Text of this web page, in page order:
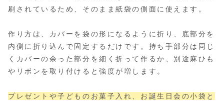
刷されているため、そのまま紙袋の側面に使えます。
作り方は、カバーを袋の形になるように折り、底部分を
内側に折り込んで固定するだけです。持ち手部分は同じ
くカバーの余った部分を細く折って作るか、別途麻ひも
やリボンを取り付けると強度が増します。
プレゼントや子どものお菓子入れ、お誕生日会の小袋と